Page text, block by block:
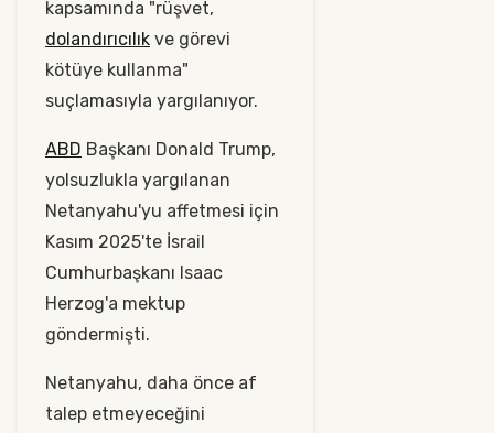
kapsamında "rüşvet,
dolandırıcılık ve görevi
kötüye kullanma"
suçlamasıyla yargılanıyor.
ABD Başkanı Donald Trump,
yolsuzlukla yargılanan
Netanyahu'yu affetmesi için
Kasım 2025'te İsrail
Cumhurbaşkanı Isaac
Herzog'a mektup
göndermişti.
Netanyahu, daha önce af
talep etmeyeceğini